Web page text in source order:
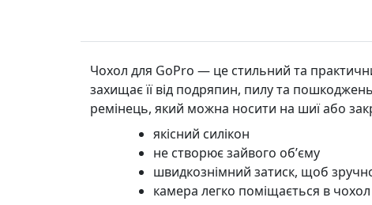
Чохол для GoPro — це стильний та
захищає її від подряпин, пилу та
ремінець, який можна носити на шиї або
якісний силікон
не створює зайвого обʼєму
швидкознімний затиск, щоб
камера легко поміщається в чохол